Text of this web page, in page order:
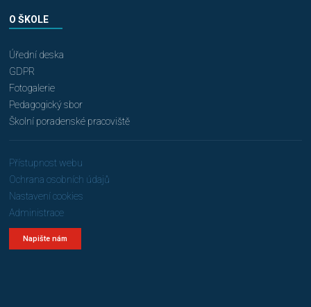
O ŠKOLE
Úřední deska
GDPR
Fotogalerie
Pedagogický sbor
Školní poradenské pracoviště
Přístupnost webu
Ochrana osobních údajů
Nastavení cookies
Administrace
Napište nám